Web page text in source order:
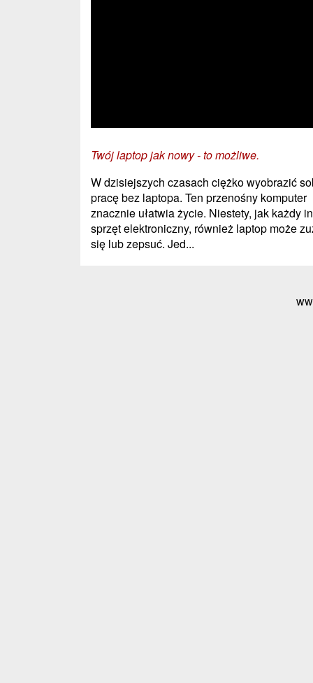
Twój laptop jak nowy - to możliwe.
W dzisiejszych czasach ciężko wyobrazić
pracę bez laptopa. Ten przenośny komputer
znacznie ułatwia życie. Niestety, jak każdy
sprzęt elektroniczny, również laptop może
się lub zepsuć. Jed...